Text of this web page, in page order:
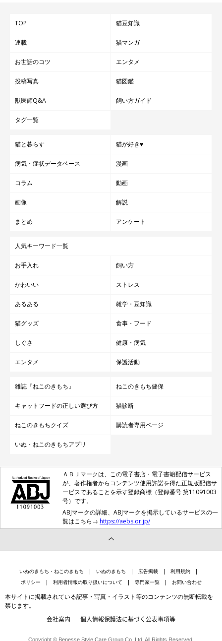
ねこのきもち投稿写真ギャラリー
動物病院。猫には少しでも負担やストレスをかけずに、安心して
もらえるようになるといいですよね。
ぜひ、対策を実践してみてください！
※写真は「いぬ・ねこのきもちアプリ」で投稿されたものです。
※記事と写真に関連性はありませんので予めご了承ください。
TOP 猫豆知識
連載 猫マンガ
お世話のコツ エンタメ
投稿写真 猫図鑑
獣医師Q&A 飼い方ガイド
タグ一覧
猫と暮らす 猫が好き♥
病気・症状データベース 漫画
コラム 動画
画像 解説
まとめ アンケート
人気キーワード一覧
お手入れ 飼い方
かわいい ストレス
あるある 雑学・豆知識
猫グッズ 食事・フード
しぐさ 健康・病気
エンタメ 保護活動
雑誌『ねこのきもち』 ねこのきもち健保
キャットフードの正しい選び方 猫診断
ねこのきもちクイズ 購読者専用ページ
いぬ・ねこのきもちアプリ
ＡＢＪマークは、この電子書店・電子書籍配信サービス
が、著作権者からコンテンツ使用許諾を得た正規版配信サ
ービスであることを示す登録商標（登録番号 第11091003
号）です。
ABJマークの詳細、ABJマークを掲示しているサービスの一
覧はこちら→ https://aebs.or.jp/
いぬのきもち・ねこのきもち いぬのきもち 広告掲載
利用規約
ポリシー
利用者情報の取り扱いについて 専門家一覧 お問い合わせ
本サイトに掲載されている記事・写真・イラスト等のコンテンツの無断転載を
禁じます。
会社案内 個人情報保護法に基づく公表事項等
Copyright © Benesse Style Care Group Co.,Ltd. All Rights Reserved.